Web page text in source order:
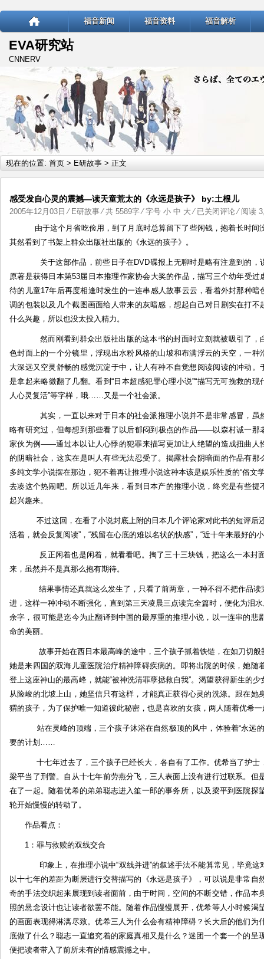
福音新闻 福音资料 福音解析
EVA研究站
CNNERV
现在的位置: 首页 > E研故事 > 正文
感受发自心灵的震撼—读天童荒太的《永远是孩子》 by:土根儿
2005年12月03日 ⁄ E研故事⁄ 共 5589字 ⁄ 字号 小 中 大 ⁄ 感
受
心
灵
的
震
读
天
童
荒
《永
远
是
孩
子》
by:
儿
已关闭评论⁄ 阅读
由于这个月省吃俭用，到了月底时总算留下了些闲钱，抱着长时间
其然看到了书架上群众出版社出版的《永远的孩子》。
关于这部作品，前些日子在DVD碟报上无聊时是略有注意到的，
原著是获得日本第53届日本推理作家协会大奖的作品，描写三个幼年受过
待的儿童17年后再度相逢时发生的一连串感人故事云云，看着外封那种暗
调的包装以及几个截图画面给人带来的灰暗感，想起自己对日剧实在打不
什么兴趣，所以也没太投入精力。
然而刚看到群众出版社出版的这本书的封面时立刻就被吸引了，
色封面上的一个分镜里，浮现出水粉风格的山坡和布满浮云的天空，一种
大深远又空灵舒畅的感觉沉淀于中，让人有种不自觉想阅读阅读的冲动。
是拿起来略微翻了几翻。看到“日本超感犯罪心理小说”“描写无可挽救的现
人心灵复活”等字样，哦……又是一个社会派。
其实，一直以来对于日本的社会派推理小说并不是非常感冒，虽
略有研究过，但每想到那些看了以后郁闷到极点的作品——以森村诚一那
家伙为例——通过本以让人心悸的犯罪来描写更加让人绝望的造成扭曲人
的阴暗社会，这实在是叫人有些无法忍受了。揭露社会阴暗面的作品有那
多纯文学小说摆在那边，犯不着再让推理小说这种本该是娱乐性质的“俗文
去凑这个热闹吧。所以近几年来，看到日本产的推理小说，终究是有些提
起兴趣来。
不过这回，在看了小说封底上附的日本几个评论家对此书的短评后
活着，就会反复阅读”，“残留在心底的难以名状的快感”，“近十年来最好
反正闲着也是闲着，就看看吧。掏了三十三块钱，把这么一本封
来，虽然并不是真那么抱有期待。
结果事情还真就这么发生了，只看了前两章，一种不得不把作品读
进，这样一种冲动不断强化，直到第三天凌晨三点读完全篇时，便化为泪
余字，很可能是迄今为止翻译到中国的最厚重的推理小说，以一连串的悲
命的美丽。
故事开始在西日本最高峰的途中，三个孩子抓着铁链，在如刀切般
她是来四国的双海儿童医院治疗精神障碍疾病的。即将出院的时候，她随
登上这座神山的最高峰，就能“被神洗清罪孽拯救自我”。渴望获得新生的
从险峻的北坡上山，她坚信只有这样，才能真正获得心灵的洗涤。跟在她
猬的孩子，为了保护唯一知道彼此秘密，也是喜欢的女孩，两人随着优希
站在灵峰的顶端，三个孩子沐浴在自然极顶的风中，体验着“永远
要的计划……
十七年过去了，三个孩子已经长大，各自有了工作。优希当了护士
梁平当了刑警。自从十七年前劳燕分飞，三人表面上没有进行过联系。但
在了一起。随着优希的弟弟聪志进入笙一郎的事务所，以及梁平到医院探
轮开始慢慢的转动了。
作品看点：
1：罪与救赎的双线交合
印象上，在推理小说中“双线并进”的叙述手法不能算常见，毕竟这
以十七年的差距为断层进行交替描写的《永远是孩子》，可以说是非常
奇的手法交织起来展现到读者面前，由于时间，空间的不断交错，作品本
照的悬念设计也让读者欲罢不能。随着作品慢慢展开，优希等人小时候渴
的画面表现得淋漓尽致。优希三人为什么会有精神障碍？长大后的他们为
底做了什么？聪志一直追究着的家庭真相又是什么？迷团一个套一个的呈
便把读者带入了前所未有的情感震撼之中。